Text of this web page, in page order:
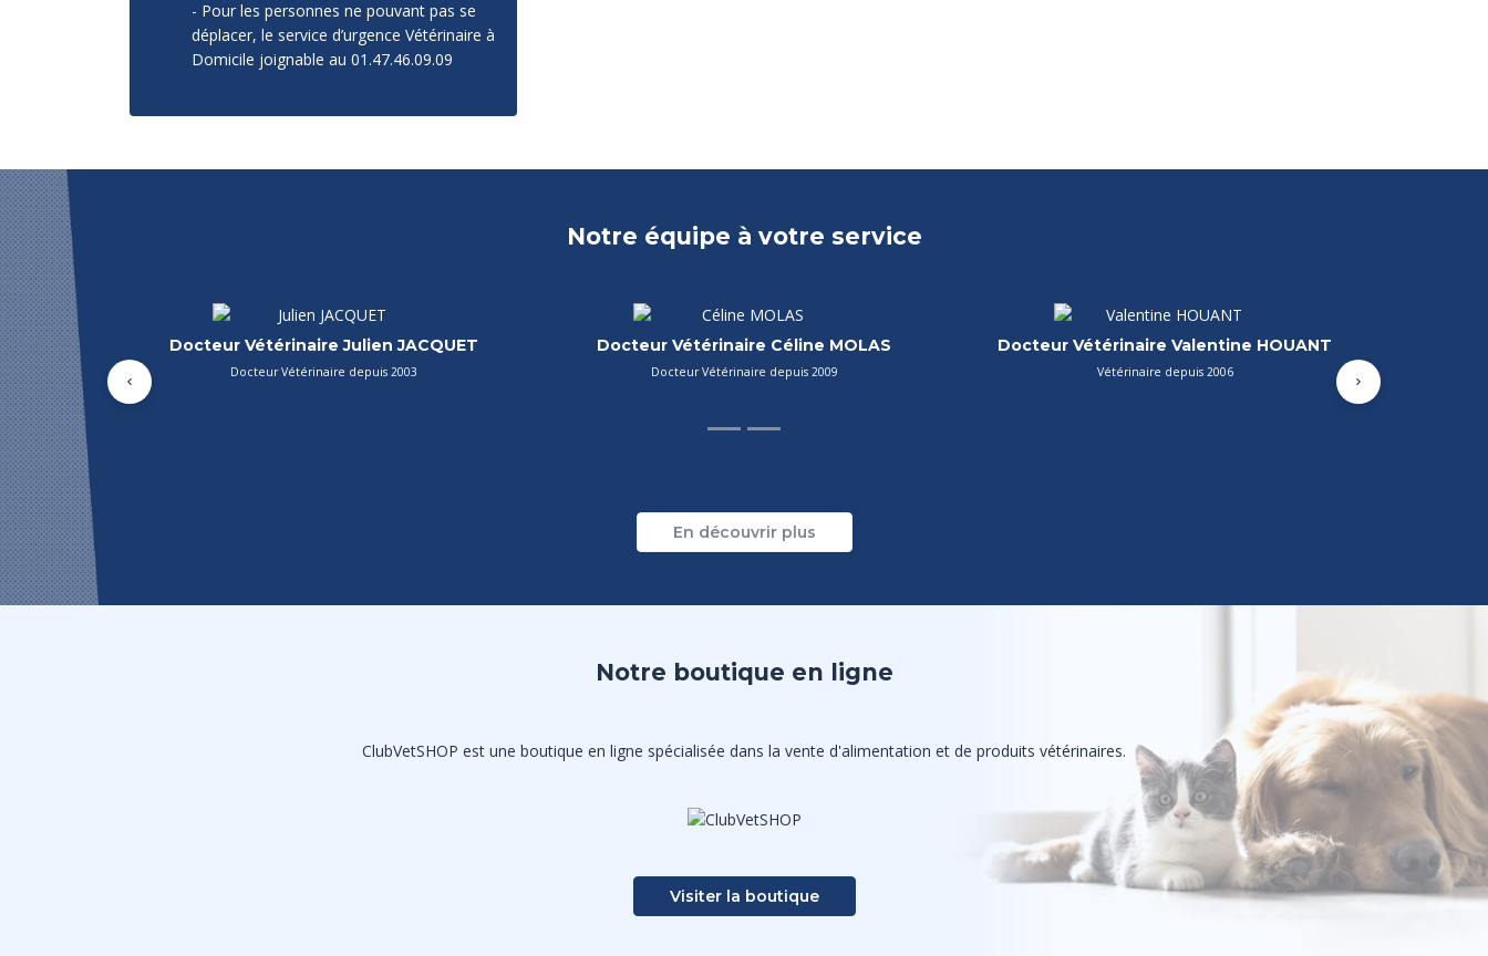
- Pour les personnes ne pouvant pas se
déplacer, le service d’urgence Vétérinaire à
Domicile joignable au 01.47.46.09.09
Notre équipe à votre service
HOUANT
Asv Christelle RABIAN
Auxiliaire spécialisée vétérinaire depuis 1993
Asv Cheyenne BIENVENU FERNANDES
Asv Jade TEINTURIER
Auxiliaire spécialisée vétérinaire en apprentissage depuis 2023
Précédent Suivant
En découvrir plus
Visiter la boutique